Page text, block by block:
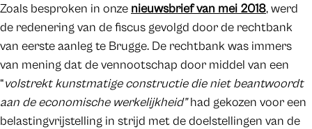
Zoals besproken in onze nieuwsbrief van mei 2018, werd
de redenering van de fiscus gevolgd door de rechtbank
van eerste aanleg te Brugge. De rechtbank was immers
van mening dat de vennootschap door middel van een
“volstrekt kunstmatige constructie die niet beantwoordt
aan de economische werkelijkheid”had gekozen voor een
belastingvrijstelling in strijd met de doelstellingen van de